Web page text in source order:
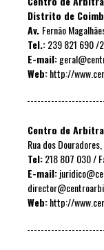
Distrito de
Av. Fernão
Tel.:239 821 690 /
E-mail:
Web:http://
Centro de
Rua dos
Tel:218 807 030 /
E-mail:
Web:http://